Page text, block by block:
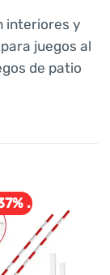
interiores y
juegos al
de patio
.